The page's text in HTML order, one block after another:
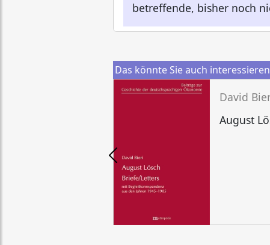
betreffende, bisher noch
Das könnte Sie auch interessieren
David
August